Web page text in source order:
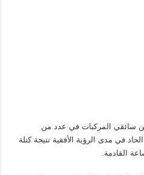
سائقي المركبات في عدد من
في مدى الرؤية الأفقية نتيجة كتلة